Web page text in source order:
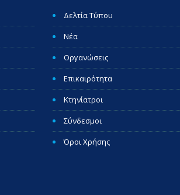
Δελτία Τύπου
Νέα
Οργανώσεις
Επικαιρότητα
Κτηνίατροι
Σύνδεσμοι
Όροι Χρήσης